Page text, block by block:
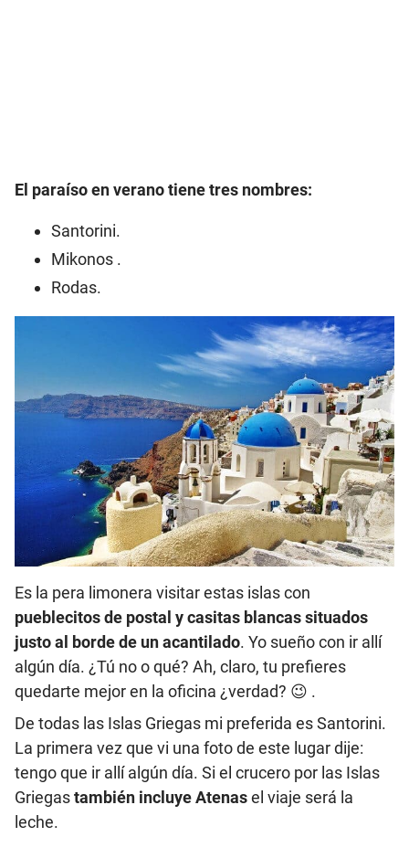
El paraíso en verano tiene tres nombres:
Santorini.
Mikonos .
Rodas.
Es la pera limonera visitar estas islas con
pueblecitos de postal y casitas blancas situados
justo al borde de un acantilado. Yo sueño con ir allí
algún día. ¿Tú no o qué? Ah, claro, tu prefieres
quedarte mejor en la oficina ¿verdad? 😉 .
De todas las Islas Griegas mi preferida es Santorini.
La primera vez que vi una foto de este lugar dije:
tengo que ir allí algún día. Si el crucero por las Islas
Griegastambién incluye Atenasel viaje será la
leche.